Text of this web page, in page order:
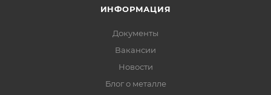
ИНФОРМАЦИЯ
Документы
Вакансии
Новости
Блог о металле